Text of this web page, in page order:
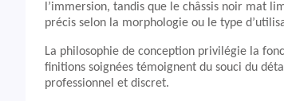
l’immersion, tandis que le châssis noir mat
précis selon la morphologie ou le type
La philosophie de conception privilégie la
finitions soignées témoignent du souci du
professionnel et discret.